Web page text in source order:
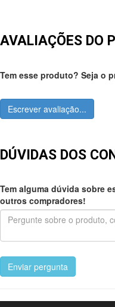
AVALIAÇÕES DO
Tem esse produto? Seja o
Escrever avaliação...
DÚVIDAS DOS
Tem alguma dúvida sobre
outros compradores!
Enviar pergunta